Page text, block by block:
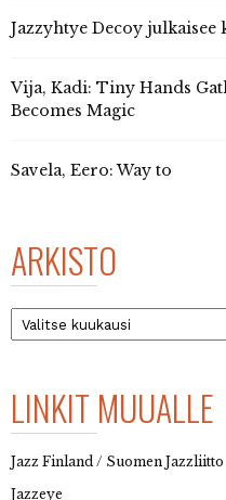
Jazzyhtye Decoy
Vija, Kadi: Tiny Hands
Becomes Magic
Savela, Eero: Way to
ARKISTO
Arkisto
LINKIT MUUALLE
Jazz Finland / Suomen Jazzliitto
Jazzeye